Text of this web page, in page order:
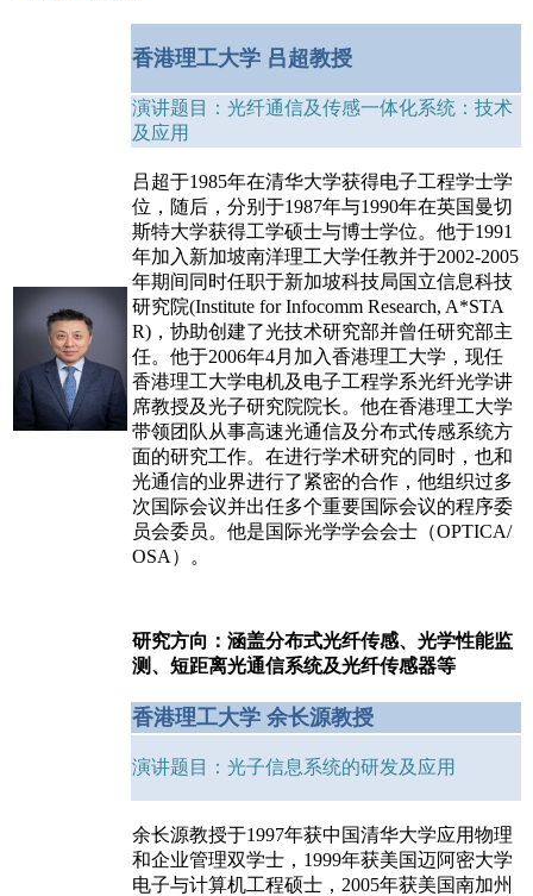
香港理工大学 吕超教授
演讲题目：光纤通信及传感一体化系统：技术
及应用
吕超于1985年在清华大学获得电子工程学士学
位，随后，分别于1987年与1990年在英国曼切
斯特大学获得工学硕士与博士学位。他于1991
年加入新加坡南洋理工大学任教并于2002-2005
年期间同时任职于新加坡科技局国立信息科技
研究院(Institute for Infocomm Research, A*STA
R)，协助创建了光技术研究部并曾任研究部主
任。他于2006年4月加入香港理工大学，现任
香港理工大学电机及电子工程学系光纤光学讲
席教授及光子研究院院长。他在香港理工大学
带领团队从事高速光通信及分布式传感系统方
面的研究工作。在进行学术研究的同时，也和
光通信的业界进行了紧密的合作，他组织过多
次国际会议并出任多个重要国际会议的程序委
员会委员。他是国际光学学会会士（OPTICA/
OSA）。
研究方向：涵盖分布式光纤传感、光学性能监
测、短距离光通信系统及光纤传感器等
香港理工大学 余长源教授
演讲题目：光子信息系统的研发及应用
余长源教授于1997年获中国清华大学应用物理
和企业管理双学士，1999年获美国迈阿密大学
电子与计算机工程硕士，2005年获美国南加州